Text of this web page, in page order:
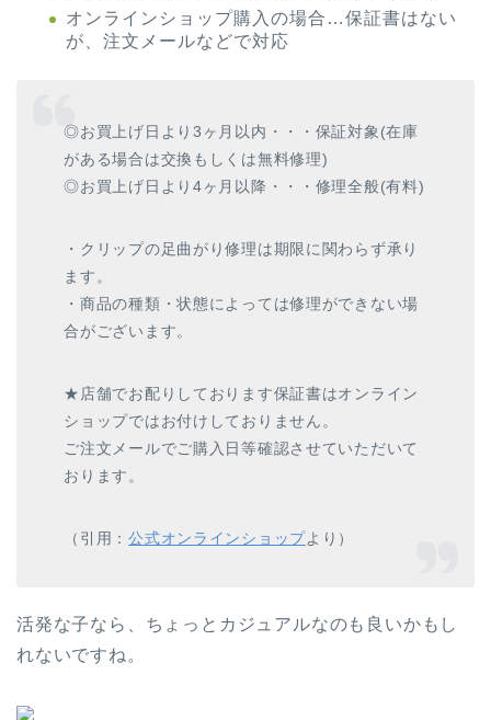
オンラインショップ購入の場合…保証書はない
が、注文メールなどで対応
◎お買上げ日より3ヶ月以内・・・保証対象(在庫
がある場合は交換もしくは無料修理)
◎お買上げ日より4ヶ月以降・・・修理全般(有料)
・クリップの足曲がり修理は期限に関わらず承り
ます。
・商品の種類・状態によっては修理ができない場
合がございます。
★店舗でお配りしております保証書はオンライン
ショップではお付けしておりません。
ご注文メールでご購入日等確認させていただいて
おります。
（引用：公式オンラインショップより）
活発な子なら、ちょっとカジュアルなのも良いかもし
れないですね。